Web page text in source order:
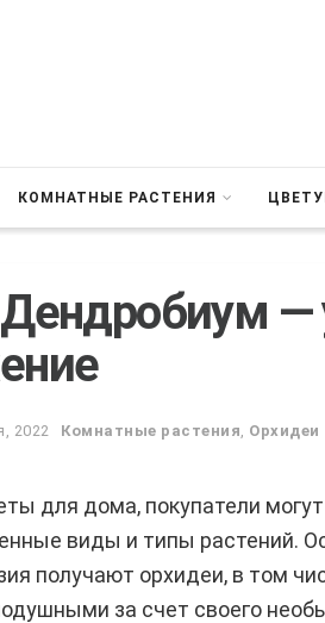
КОМНАТНЫЕ РАСТЕНИЯ
—
2022 Комнатные растения Орхидеи
для дома, покупатели
виды и типы растений.
получают орхидеи, в том
за счет своего